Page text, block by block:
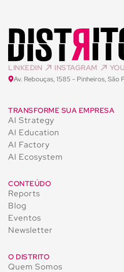
LINKEDIN INSTAGRAM
Av. Rebouças, 1585 - Pinheiros,
TRANSFORME SUA EMPRESA
AI Strategy
AI Education
AI Factory
AI Ecosystem
CONTEÚDO
Reports
Blog
Eventos
Newsletter
O DISTRITO
Quem Somos